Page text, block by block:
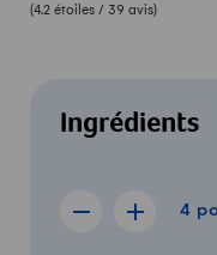
(4.2 étoiles / 39 avis)
Ingrédients
4 portions
Afficher la
Afficher
4